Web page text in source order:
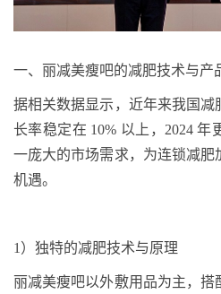
一、 丽减美瘦吧的减肥技术与产
据相关数据显示，近年来我国减
长率稳定在 10% 以上， 2024年
一庞大的市场需求，为连锁减肥
机遇。
1 ） 独特的减肥技术与原理
丽减美瘦吧以外敷用品为主，搭